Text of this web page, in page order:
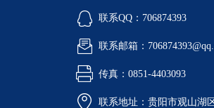
联系QQ：706874393
联系邮箱：
传真：0851-4403093
联系地址：贵阳市观山湖